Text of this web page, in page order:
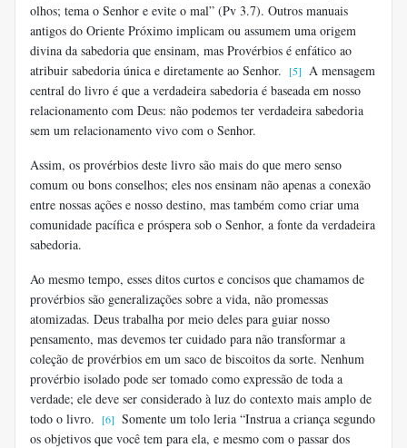
olhos; tema o Senhor e evite o mal” (Pv 3.7). Outros manuais
antigos do Oriente Próximo implicam ou assumem uma origem
divina da sabedoria que ensinam, mas Provérbios é enfático ao
atribuir sabedoria única e diretamente ao Senhor.
[5]
A mensagem
central do livro é que a verdadeira sabedoria é baseada em nosso
relacionamento com Deus: não podemos ter verdadeira sabedoria
sem um relacionamento vivo com o Senhor.
Assim, os provérbios deste livro são mais do que mero senso
comum ou bons conselhos; eles nos ensinam não apenas a conexão
entre nossas ações e nosso destino, mas também como criar uma
comunidade pacífica e próspera sob o Senhor, a fonte da verdadeira
sabedoria.
Ao mesmo tempo, esses ditos curtos e concisos que chamamos de
provérbios são generalizações sobre a vida, não promessas
atomizadas. Deus trabalha por meio deles para guiar nosso
pensamento, mas devemos ter cuidado para não transformar a
coleção de provérbios em um saco de biscoitos da sorte. Nenhum
provérbio isolado pode ser tomado como expressão de toda a
verdade; ele deve ser considerado à luz do contexto mais amplo de
todo o livro.
[6] Somente um tolo leria “Instrua a criança segundo
os objetivos que você tem para ela, e mesmo com o passar dos